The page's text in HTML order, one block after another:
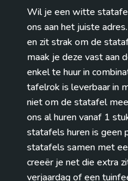
Wil je een witte
ons aan het juiste
en zit strak om de
maak je deze vast aan
enkel te huur in
tafelrok is leverbaar in
niet om de statafel
ons al huren vanaf 1
statafels huren is geen
statafels samen met
creeër je net die extra
verjaardag of een